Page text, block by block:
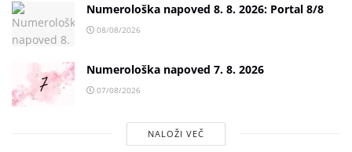
Numerološka napoved 8. 8. 2026: Portal 8/8
08/08/2026
Numerološka napoved 7. 8. 2026
07/08/2026
NALOŽI VEČ